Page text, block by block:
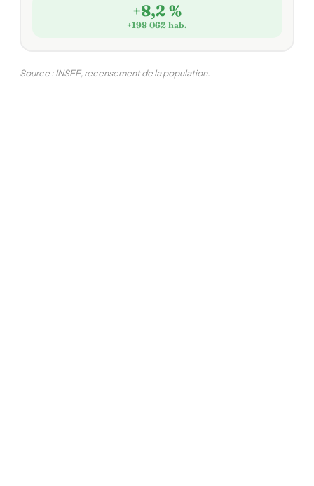
+8,2 %
+198 062 hab.
Source : INSEE, recensement de la population.